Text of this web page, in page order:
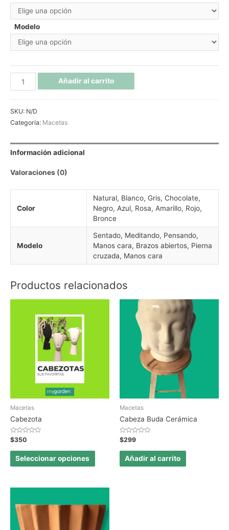
Modelo
Añadir al carrito
SKU: N/D
Categoría: Macetas
Información adicional
Valoraciones (0)
Color
Natural, Blanco, Gris, Chocolate,
Negro, Azul, Rosa, Amarillo, Rojo,
Bronce
Modelo
Sentado, Meditando, Pensando,
Manos cara, Brazos abiertos, Pierna
cruzada, Manos cara
Productos relacionados
Macetas
Cabezota
Valorado
en
0
$350
Seleccionar opciones
Macetas
Cabeza Buda Cerámica
Valorado
en
0
$299
Añadir al carrito